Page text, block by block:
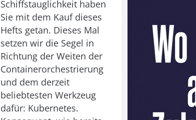
Schiffstauglichkeit haben
Sie mit dem Kauf dieses
Hefts getan. Dieses Mal
setzen wir die Segel in
Richtung der Weiten der
Containerorchestrierung
und dem derzeit
beliebtesten Werkzeug
dafür: Kubernetes.